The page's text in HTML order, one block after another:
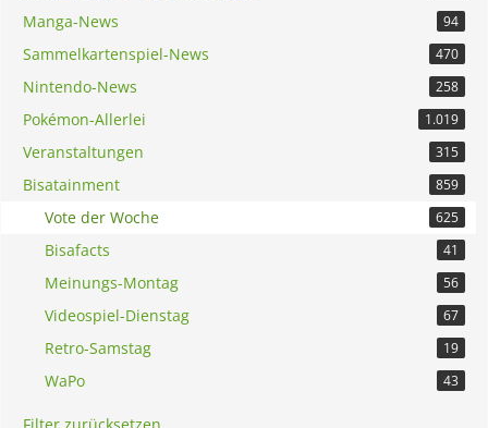
Manga-News 94
Sammelkartenspiel-News 470
Nintendo-News 258
Pokémon-Allerlei 1.019
Veranstaltungen 315
Bisatainment 859
Vote der Woche 625
Bisafacts 41
Meinungs-Montag 56
Videospiel-Dienstag 67
Retro-Samstag 19
WaPo 43